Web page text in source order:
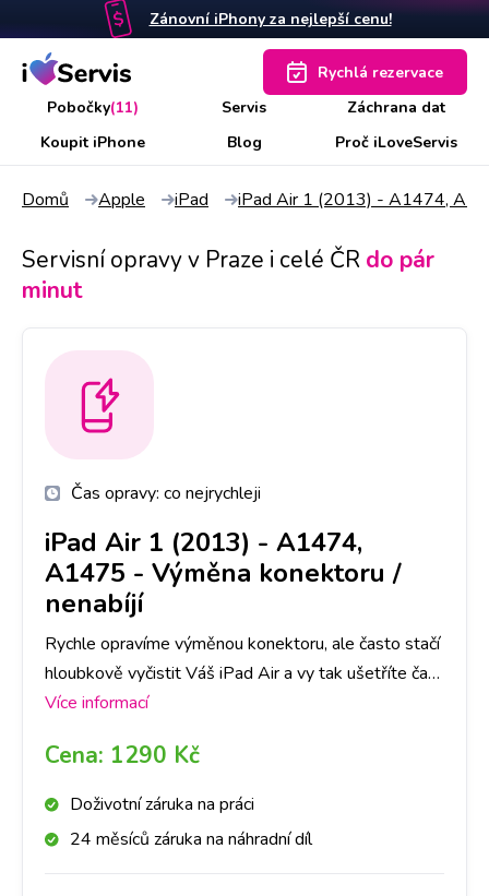
Zánovní iPhony za nejlepší cenu!
Pobočky(11) Servis
Záchrana dat
Koupit iPhone
Blog Proč iLoveServis
Rychlá rezervace
Domů Apple iPad iPad Air 1 (2013) - A1474,
Servisní opravy v Praze i celé ČR do pár
minut
Čas opravy: co nejrychleji
iPad Air 1 (2013) - A1474,
A1475 - Výměna konektoru /
nenabíjí
Rychle opravíme výměnou konektoru, ale často stačí
hloubkově vyčistit Váš iPad Air a vy tak ušetříte čas i
peníze. Nejlepší je nyní se zastavit na jakékoliv
Více informací
Cena: 1290 Kč
Doživotní záruka na práci
24 měsíců záruka na náhradní díl